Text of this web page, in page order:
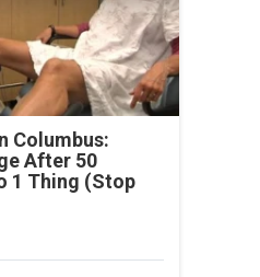
Columbus:
After 50
1 Thing (Stop